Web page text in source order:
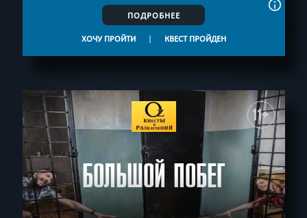
ПОДРОБНЕЕ
ХОЧУ ПРОЙТИ | КВЕСТ ПРОЙДЕН
11+
БОЛЬШОЙ ПОБЕГ